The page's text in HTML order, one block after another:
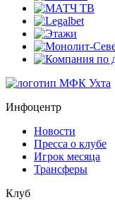
Инфоцентр
Новости
Пресса о клубе
Игрок месяца
Трансферы
Клуб